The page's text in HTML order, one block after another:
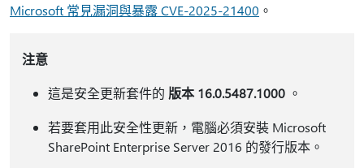
Microsoft 常見漏洞與暴露 CVE-2025-21400 。
注意
這是安全更新套件的 版本 16.0.5487.1000。
若要套用此安全性更新，電腦必須安裝 Microsoft
SharePoint Enterprise Server 2016 的發行版本。